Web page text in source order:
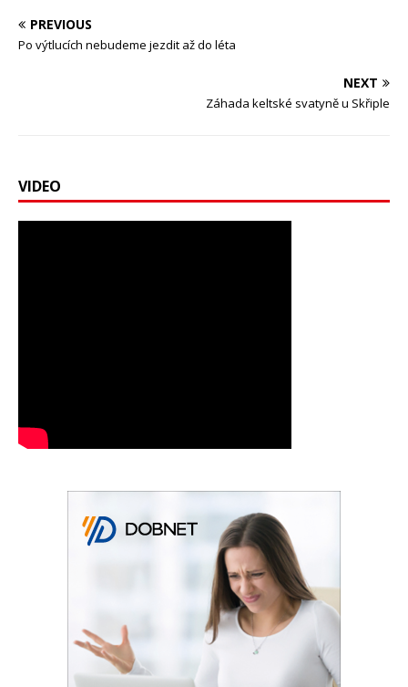
PREVIOUS
Po výtlucích nebudeme jezdit až do léta
NEXT
Záhada keltské svatyně u Skřiple
VIDEO